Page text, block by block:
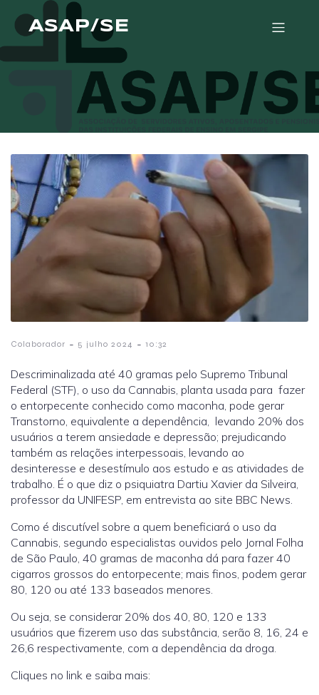
ASAP/SE
Colaborador - 5 julho 2024 - 10:32
Descriminalizada até 40 gramas pelo Supremo Tribunal
Federal (STF), o uso da Cannabis, planta usada para fazer
o entorpecente conhecido como maconha, pode gerar
Transtorno, equivalente a dependência, levando 20% dos
usuários a terem ansiedade e depressão; prejudicando
também as relações interpessoais, levando ao
desinteresse e desestímulo aos estudo e as atividades de
trabalho. É o que diz o psiquiatra Dartiu Xavier da Silveira,
professor da UNIFESP, em entrevista ao site BBC News.
Como é discutível sobre a quem beneficiará o uso da
Cannabis, segundo especialistas ouvidos pelo Jornal Folha
de São Paulo, 40 gramas de maconha dá para fazer 40
cigarros grossos do entorpecente; mais finos, podem gerar
80, 120 ou até 133 baseados menores.
Ou seja, se considerar 20% dos 40, 80, 120 e 133
usuários que fizerem uso das substância, serão 8, 16, 24 e
26,6 respectivamente, com a dependência da droga.
Cliques no link e saiba mais: